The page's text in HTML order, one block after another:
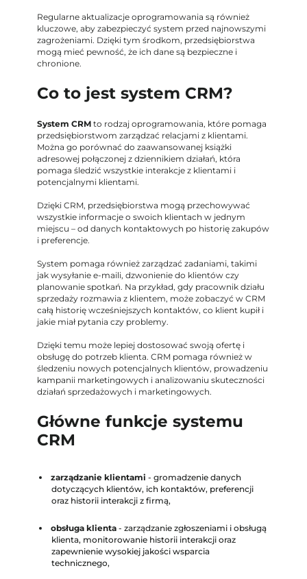
Regularne aktualizacje oprogramowania są również
kluczowe, aby zabezpieczyć system przed najnowszymi
zagrożeniami. Dzięki tym środkom, przedsiębiorstwa
mogą mieć pewność, że ich dane są bezpieczne i
chronione.
Co to jest system CRM?
System CRMto rodzaj oprogramowania, które pomaga
przedsiębiorstwom zarządzać relacjami z klientami.
Można go porównać do zaawansowanej książki
adresowej połączonej z dziennikiem działań, która
pomaga śledzić wszystkie interakcje z klientami i
potencjalnymi klientami.
Dzięki CRM, przedsiębiorstwa mogą przechowywać
wszystkie informacje o swoich klientach w jednym
miejscu – od danych kontaktowych po historię zakupów
i preferencje.
System pomaga również zarządzać zadaniami, takimi
jak wysyłanie e-maili, dzwonienie do klientów czy
planowanie spotkań. Na przykład, gdy pracownik działu
sprzedaży rozmawia z klientem, może zobaczyć w CRM
całą historię wcześniejszych kontaktów, co klient kupił i
jakie miał pytania czy problemy.
Dzięki temu może lepiej dostosować swoją ofertę i
obsługę do potrzeb klienta. CRM pomaga również w
śledzeniu nowych potencjalnych klientów, prowadzeniu
kampanii marketingowych i analizowaniu skuteczności
działań sprzedażowych i marketingowych.
Główne funkcje systemu
CRM
zarządzanie klientami - gromadzenie danych
dotyczących klientów, ich kontaktów, preferencji
oraz historii interakcji z firmą,
obsługa klienta - zarządzanie zgłoszeniami i obsługą
klienta, monitorowanie historii interakcji oraz
zapewnienie wysokiej jakości wsparcia
technicznego,